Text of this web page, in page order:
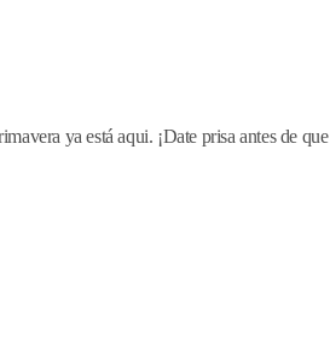
ya está aqui. ¡Date prisa antes de